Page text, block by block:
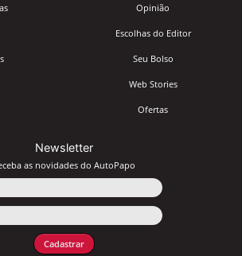
Opinião
Escolhas do Editor
Seu Bolso
Web Stories
Ofertas
Newsletter
as novidades do AutoPapo
Cadastrar